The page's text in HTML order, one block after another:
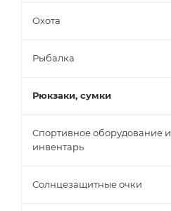
Охота
Рыбалка
Рюкзаки, сумки
Спортивное оборудование и
инвентарь
Солнцезащитные очки